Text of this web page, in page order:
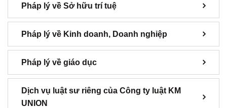
Pháp lý về Sở hữu trí tuệ
Pháp lý về Kinh doanh, Doanh nghiệp
Pháp lý về giáo dục
Dịch vụ luật sư riêng của Công ty luật KM
UNION